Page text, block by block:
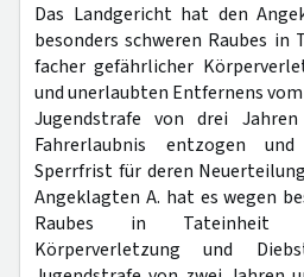
Das Landgericht hat den
besonders schweren Raubes
facher gefährlicher
und unerlaubten Entfernens
Jugendstrafe von drei
Fahrerlaubnis entzogen
Sperrfrist für deren
Angeklagten A. hat es wegen
Raubes in Tateinheit
Körperverletzung und